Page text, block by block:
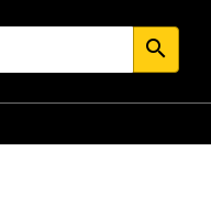
search